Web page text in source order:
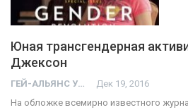
Юная трансгендерная
Джексон
ГЕЙ-АЛЬЯНС УКРАИНА Дек 19, 2016
На обложке всемирно известного